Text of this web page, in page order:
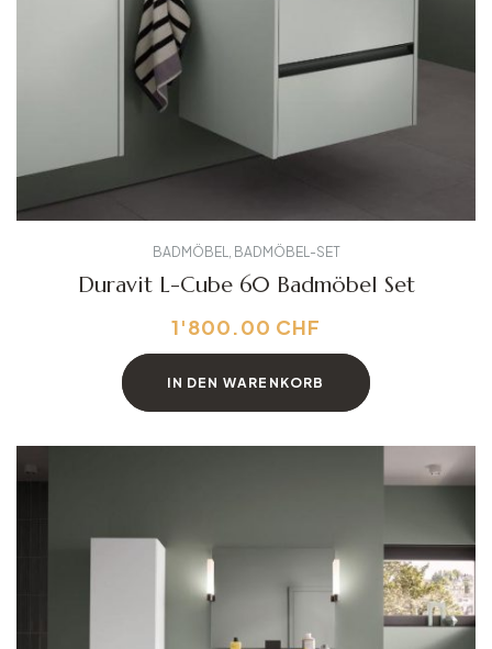
BADMÖBEL BADMÖBEL-SET
Duravit L-Cube 60 Badmöbel Set
1'800.00 CHF
IN DEN WARENKORB